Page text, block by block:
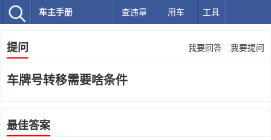
车主手册 查违章 用车 工具
提问 我要回答 我要提问
车牌号转移需要啥条件
最佳答案